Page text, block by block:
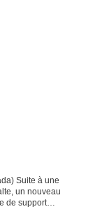
Suite à une
un nouveau
de support